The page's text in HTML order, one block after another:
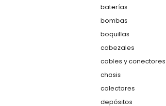
baterías
bombas
boquillas
cabezales
cables y conectores
chasis
colectores
depósitos